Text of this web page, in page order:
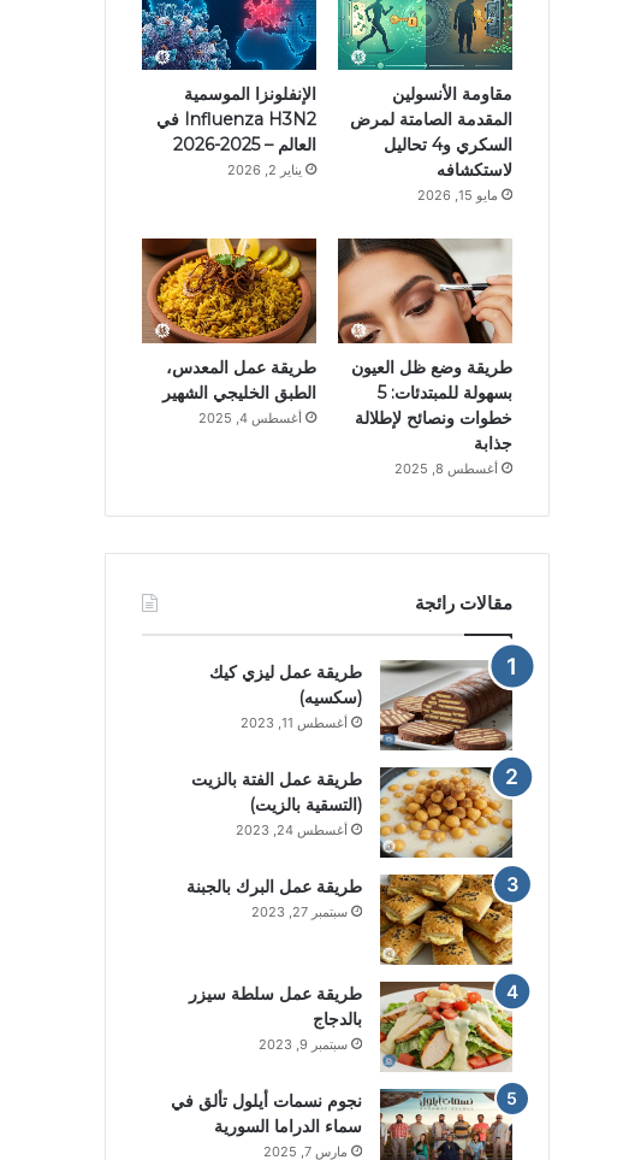
ك
ر
س
ر
ا
م
ا
م
o
مقاومة الأنسولين
المقدمة الصامتة لمرض
السكري و4 تحاليل
لاستكشافه
مايو 15, 2026
الإنفلونزا الموسمية
Influenza H3N2 في
العالم – 2025-2026
يناير 2, 2026
طريقة وضع ظل العيون
بسهولة للمبتدئات: 5
خطوات ونصائح لإطلالة
جذابة
أغسطس 8, 2025
طريقة عمل المعدس،
الطبق الخليجي الشهير
أغسطس 4, 2025
مقالات رائجة
طريقة عمل ليزي كيك
(سكسيه)
أغسطس 11, 2023
طريقة عمل الفتة بالزيت
(التسقية بالزيت)
أغسطس 24, 2023
طريقة عمل البرك بالجبنة
سبتمبر 27, 2023
طريقة عمل سلطة سيزر
بالدجاج
سبتمبر 9, 2023
نجوم نسمات أيلول تألق في
سماء الدراما السورية
مارس 7, 2025